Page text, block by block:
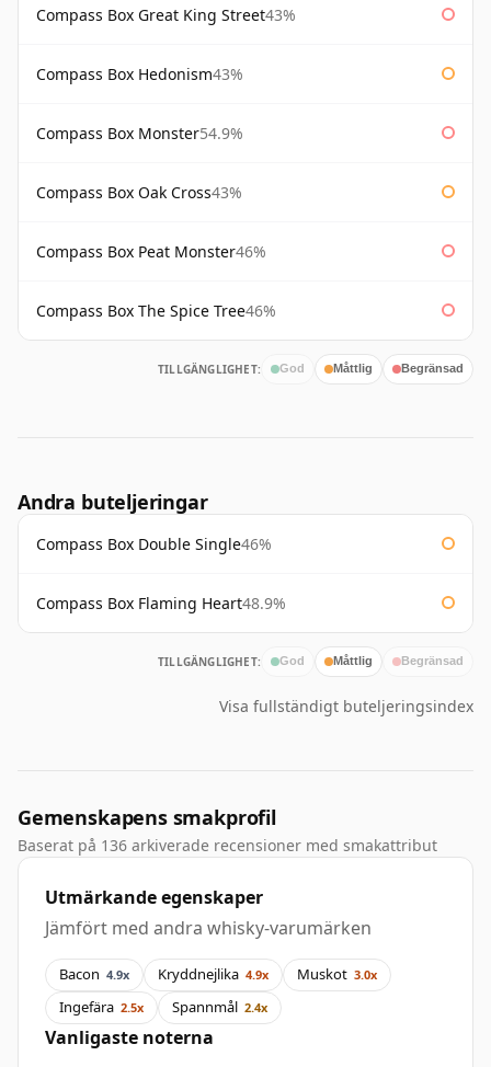
Compass Box Great King Street43%
Compass Box Hedonism43%
Compass Box Monster54.9%
Compass Box Oak Cross43%
Compass Box Peat Monster46%
Compass Box The Spice Tree46%
TILLGÄNGLIGHET: God Måttlig Begränsad
Andra buteljeringar
Compass Box Double Single46%
Compass Box Flaming Heart48.9%
TILLGÄNGLIGHET: God Måttlig Begränsad
Visa fullständigt buteljeringsindex
Gemenskapens smakprofil
Baserat på 136 arkiverade recensioner med smakattribut
Utmärkande egenskaper
Jämfört med andra whisky-varumärken
Bacon 4.9x Kryddnejlika 4.9x Muskot 3.0x
Ingefära 2.5x Spannmål 2.4x
Vanligaste noterna